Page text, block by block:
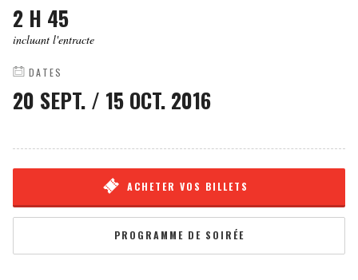
2 H 45
incluant l'entracte
DATES
20 SEPT. / 15 OCT. 2016
ACHETER VOS BILLETS
PROGRAMME DE SOIRÉE